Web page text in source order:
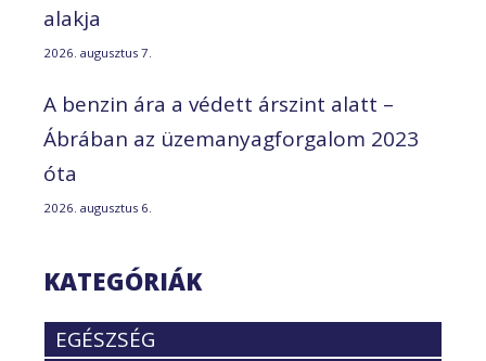
alakja
2026. augusztus 7.
A benzin ára a védett árszint alatt –
Ábrában az üzemanyagforgalom 2023
óta
2026. augusztus 6.
KATEGÓRIÁK
EGÉSZSÉG